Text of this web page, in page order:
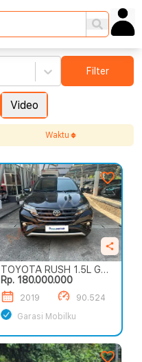
Video
Filter
Waktu
TOYOTA RUSH 1.5L G
A/T
Rp. 180.000.000
2019
90.524
Garasi Mobilku